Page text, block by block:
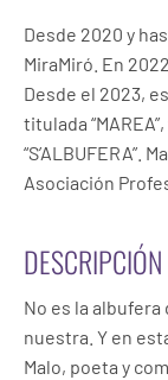
Desde 2020 y
MiraMiró. En
Desde el 2023,
titulada
“S’ALBUFERA”.
Asociación
DESCRIPCIÓN
No es la albufera
nuestra. Y en
Malo, poeta y